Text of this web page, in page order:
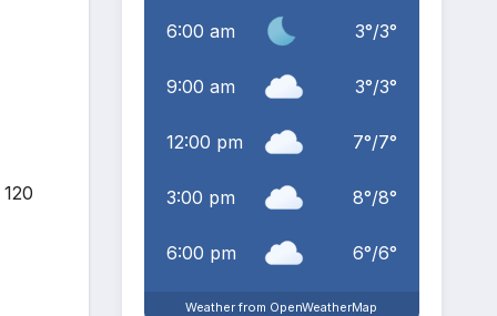
6:00 am 3°/3°
9:00 am 3°/3°
12:00 pm 7°/7°
3:00 pm 8°/8°
6:00 pm 6°/6°
Weather from OpenWeatherMap